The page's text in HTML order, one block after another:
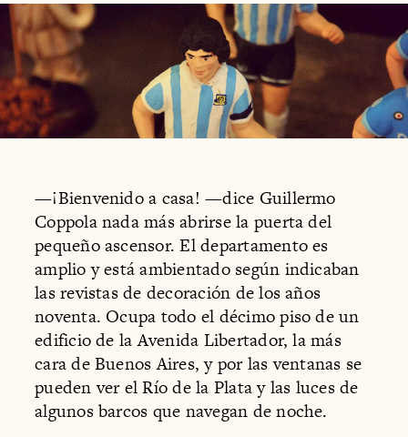
—¡Bienvenido a casa! —dice Guillermo
Coppola nada más abrirse la puerta del
pequeño ascensor. El departamento es
amplio y está ambientado según indicaban
las revistas de decoración de los años
noventa. Ocupa todo el décimo piso de un
edificio de la Avenida Libertador, la más
cara de Buenos Aires, y por las ventanas se
pueden ver el Río de la Plata y las luces de
algunos barcos que navegan de noche.